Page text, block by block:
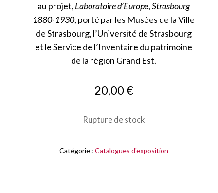
au projet, Laboratoire d’Europe,Strasbourg
1880-1930, porté par les Musées de la Ville
de Strasbourg, l’Université de Strasbourg
et le Service de l’Inventaire du patrimoine
de la région Grand Est.
20,00€
Rupture de stock
Catégorie : Catalogues d'exposition